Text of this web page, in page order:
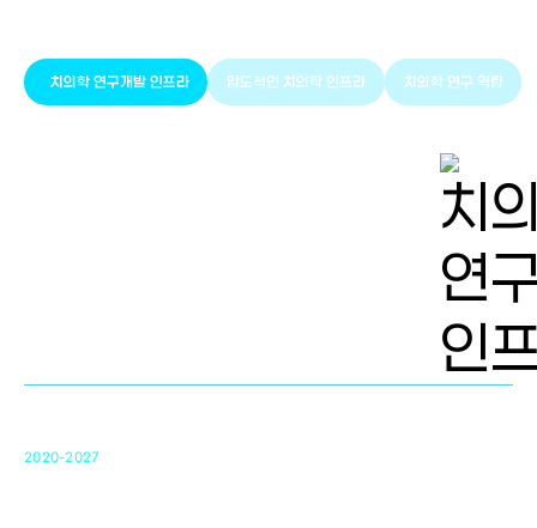
치의학 연구개발 인프라 압도적인 치의학 인프라 치의학 연구 역량
2020-2027